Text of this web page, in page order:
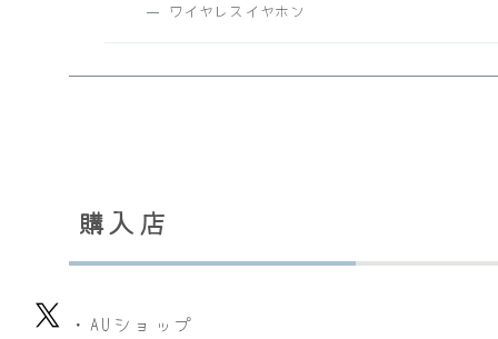
ワイヤレスイヤホン
購入店
・AUショップ